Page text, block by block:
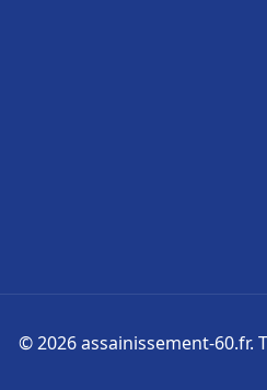
© 2026 assainissement-60.fr.